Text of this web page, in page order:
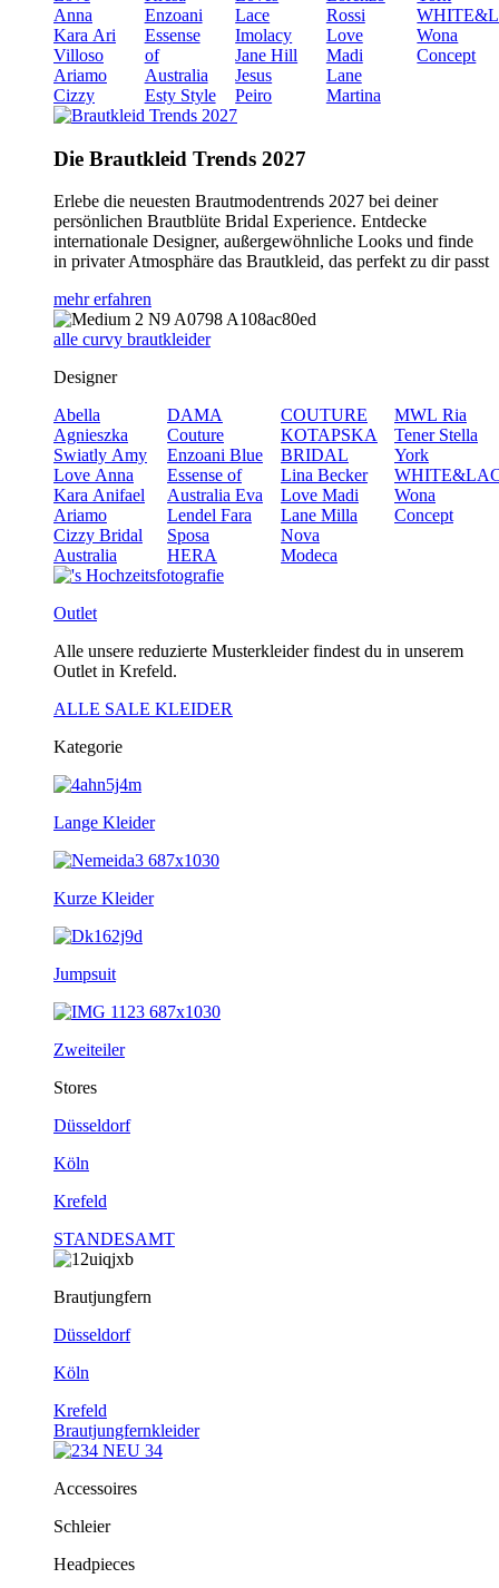
Anna
Kara Ari
Villoso
Ariamo
Cizzy
Enzoani
Essense
of
Australia
Esty Style
Lace
Imolacy
Jane Hill
Jesus
Peiro
Rossi
Love
Madi
Lane
Martina
Wona
Concept
Die Brautkleid Trends 2027
Erlebe die neuesten Brautmodentrends 2027 bei deiner
persönlichen Brautblüte Bridal Experience. Entdecke
internationale Designer, außergewöhnliche Looks und finde
in privater Atmosphäre das Brautkleid, das perfekt zu dir passt
mehr erfahren
alle curvy brautkleider
Designer
Abella
Agnieszka
Swiatly Amy
Love Anna
Kara Anifael
Ariamo
Cizzy Bridal
Australia
DAMA
Couture
Enzoani Blue
Essense of
Australia Eva
Lendel Fara
Sposa
HERA
COUTURE
KOTAPSKA
BRIDAL
Lina Becker
Love Madi
Lane Milla
Nova
Modeca
MWL Ria
Tener Stella
York
Wona
Concept
Outlet
Alle unsere reduzierte Musterkleider findest du in unserem
Outlet in Krefeld.
ALLE SALE KLEIDER
Kategorie
Lange Kleider
Kurze Kleider
Jumpsuit
Zweiteiler
Stores
Düsseldorf
Köln
Krefeld
STANDESAMT
Brautjungfern
Düsseldorf
Köln
Krefeld
Brautjungfernkleider
Accessoires
Schleier
Headpieces